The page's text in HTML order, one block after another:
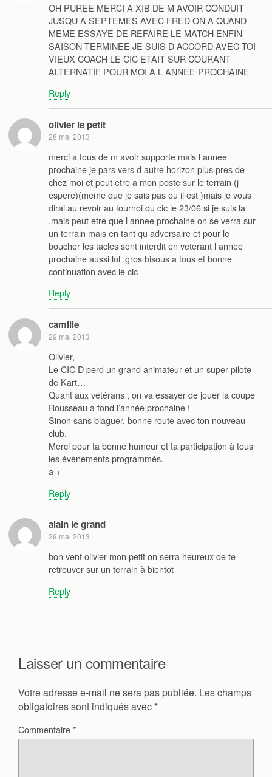
OH PUREE MERCI A XIB DE M AVOIR CONDUIT
JUSQU A SEPTEMES AVEC FRED ON A QUAND
MEME ESSAYE DE REFAIRE LE MATCH ENFIN
SAISON TERMINEE JE SUIS D ACCORD AVEC TOI
VIEUX COACH LE CIC ETAIT SUR COURANT
ALTERNATIF POUR MOI A L ANNEE PROCHAINE
Reply
olivier le petit
28 mai 2013
merci a tous de m avoir supporte mais l annee
prochaine je pars vers d autre horizon plus pres de
chez moi et peut etre a mon poste sur le terrain (j
espere)(meme que je sais pas ou il est )mais je vous
dirai au revoir au tournoi du cic le 23/06 si je suis la
.mais peut etre que l annee prochaine on se verra sur
un terrain mais en tant qu adversaire et pour le
boucher les tacles sont interdit en veterant l annee
prochaine aussi lol .gros bisous a tous et bonne
continuation avec le cic
Reply
camille
29 mai 2013
Olivier,
Le CIC D perd un grand animateur et un super pilote
de Kart…
Quant aux vétérans , on va essayer de jouer la coupe
Rousseau à fond l’année prochaine !
Sinon sans blaguer, bonne route avec ton nouveau
club.
Merci pour ta bonne humeur et ta participation à tous
les évènements programmés.
a +
Reply
alain le grand
29 mai 2013
bon vent olivier mon petit on serra heureux de te
retrouver sur un terrain à bientot
Reply
Laisser un commentaire
Votre adresse e-mail ne sera pas publiée. Les champs
obligatoires sont indiqués avec *
Commentaire*